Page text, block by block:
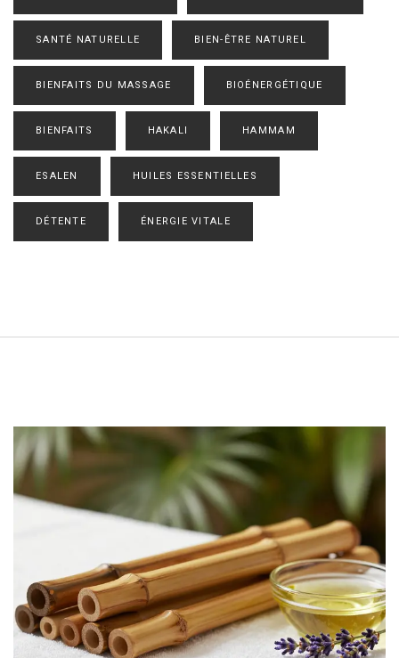
SANTÉ NATURELLE BIEN-ÊTRE NATUREL
BIENFAITS DU MASSAGE BIOÉNERGÉTIQUE
BIENFAITS HAKALI HAMMAM
ESALEN HUILES ESSENTIELLES
DÉTENTE ÉNERGIE VITALE